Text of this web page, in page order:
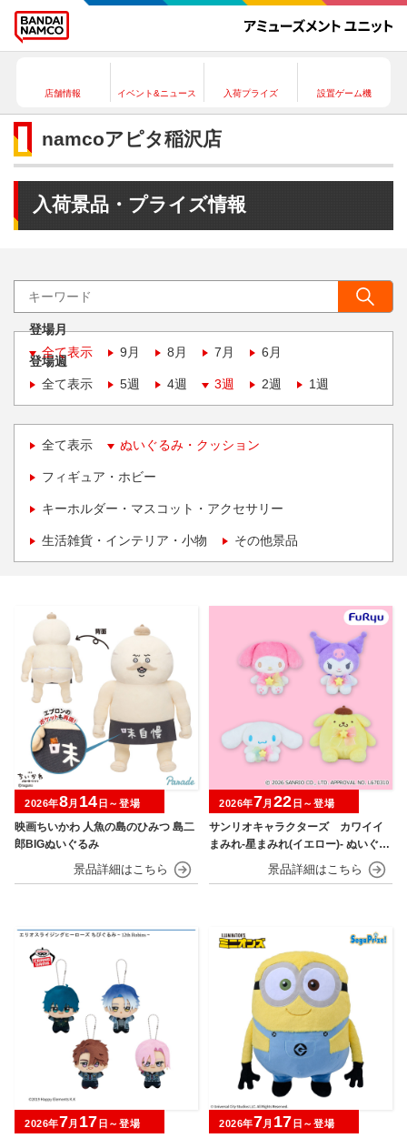
店舗情報 イベント&ニュース 入荷プライズ 設置ゲーム機
namcoアピタ稲沢店
入荷景品・プライズ情報
登場月
全て表示
9月 8月 7月 6月
登場週
全て表示
5週 4週 3週 2週 1週
全て表示 ぬいぐるみ・クッション
フィギュア・ホビー
キーホルダー・マスコット・アクセサリー
生活雑貨・インテリア・小物 その他景品
映画ちいかわ 人魚の島のひみつ 島二
郎BIGぬいぐるみ
2026年8月 14 日～登場
サンリオキャラクターズ カワイイ
まみれ-星まみれ(イエロー)- ぬいぐる
2026年7月 22 日～登場
2026年7月 17 日～登場 2026年7月 17 日～登場